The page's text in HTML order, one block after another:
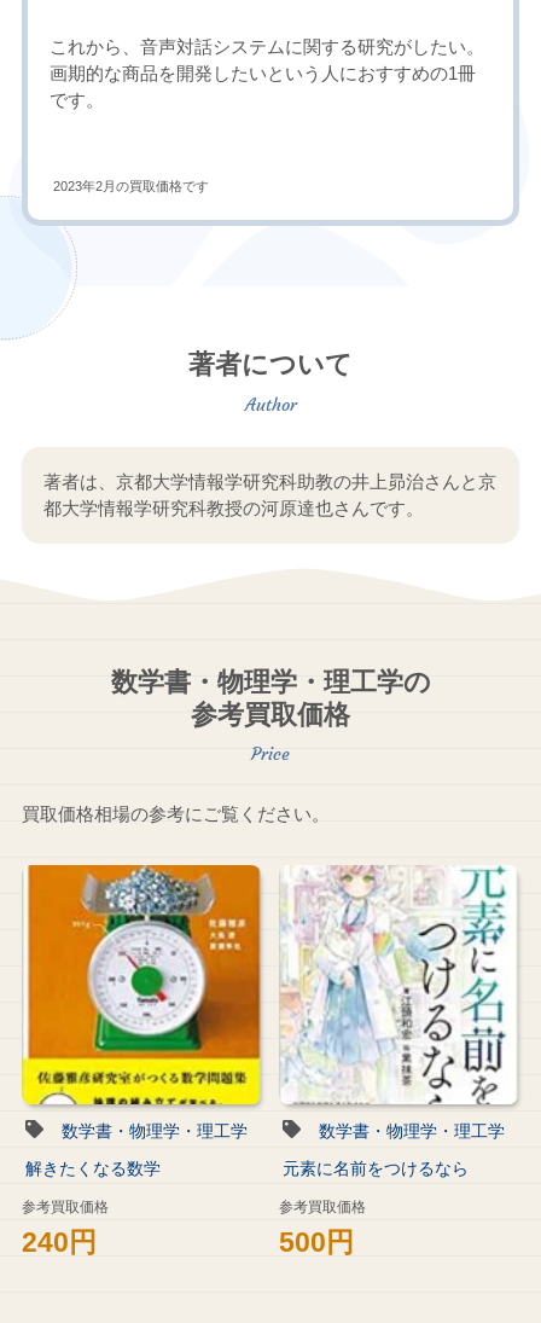
これから、音声対話システムに関する研究がしたい。
画期的な商品を開発したいという人におすすめの1冊
です。
2023年2月の買取価格です
著者について
著者は、京都大学情報学研究科助教の井上昴治さんと京
都大学情報学研究科教授の河原達也さんです。
数学書・物理学・理工学の
参考買取価格
買取価格相場の参考にご覧ください。
数学書・物理学・理工学
解きたくなる数学
参考買取価格
240円
数学書・物理学・理工学
元素に名前をつけるなら
参考買取価格
500円